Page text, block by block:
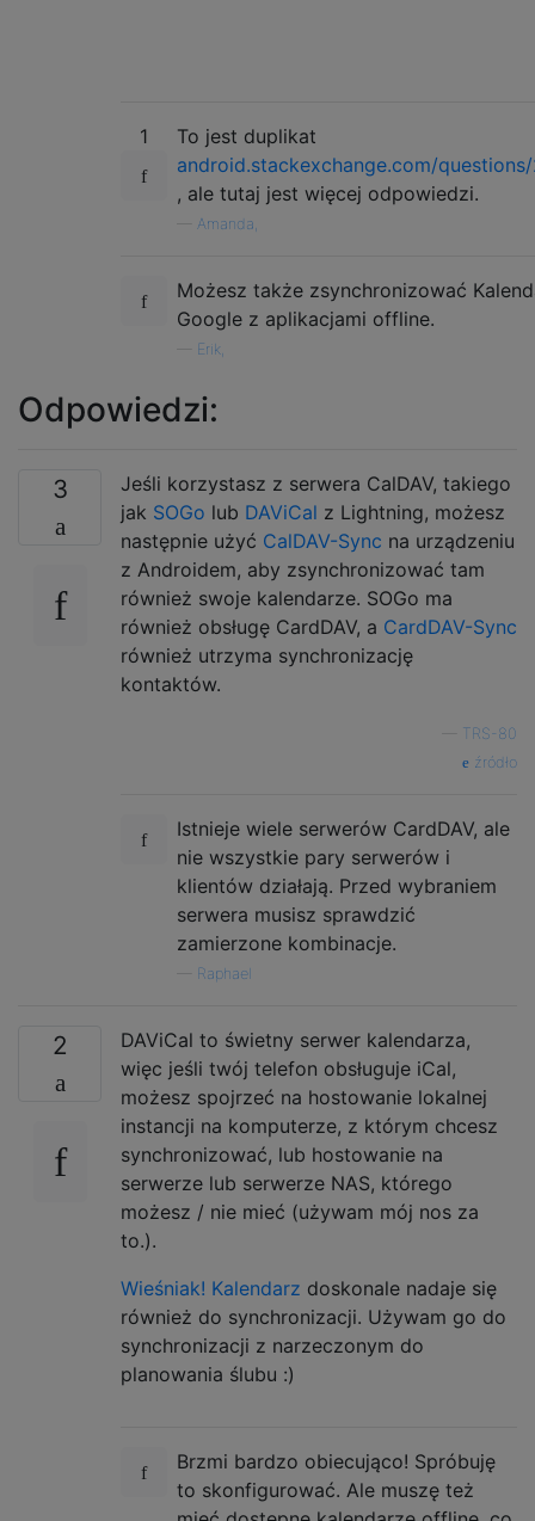
1
To jest duplikat
android.stackexchange.com/
, ale tutaj jest więcej odpowiedzi.
Amanda,
Możesz także zsynchronizować
Google z aplikacjami offline.
Erik,
Odpowiedzi:
3
Jeśli korzystasz z serwera CalDAV, takiego
jak SOGo lub DAViCal z Lightning, możesz
następnie użyć CalDAV-Sync na urządzeniu
z Androidem, aby zsynchronizować tam
również swoje kalendarze. SOGo ma
również obsługę CardDAV, a CardDAV-Sync
również utrzyma synchronizację
kontaktów.
TRS-80
źródło
Istnieje wiele serwerów CardDAV, ale
nie wszystkie pary serwerów i
klientów działają. Przed wybraniem
serwera musisz sprawdzić
zamierzone kombinacje.
Raphael
2
DAViCal to świetny serwer kalendarza,
więc jeśli twój telefon obsługuje iCal,
możesz spojrzeć na hostowanie lokalnej
instancji na komputerze, z którym chcesz
synchronizować, lub hostowanie na
serwerze lub serwerze NAS, którego
możesz / nie mieć (używam mój nos za
to.).
Wieśniak! Kalendarz doskonale nadaje się
również do synchronizacji. Używam go do
synchronizacji z narzeczonym do
planowania ślubu :)
Brzmi bardzo obiecująco! Spróbuję
to skonfigurować. Ale muszę też